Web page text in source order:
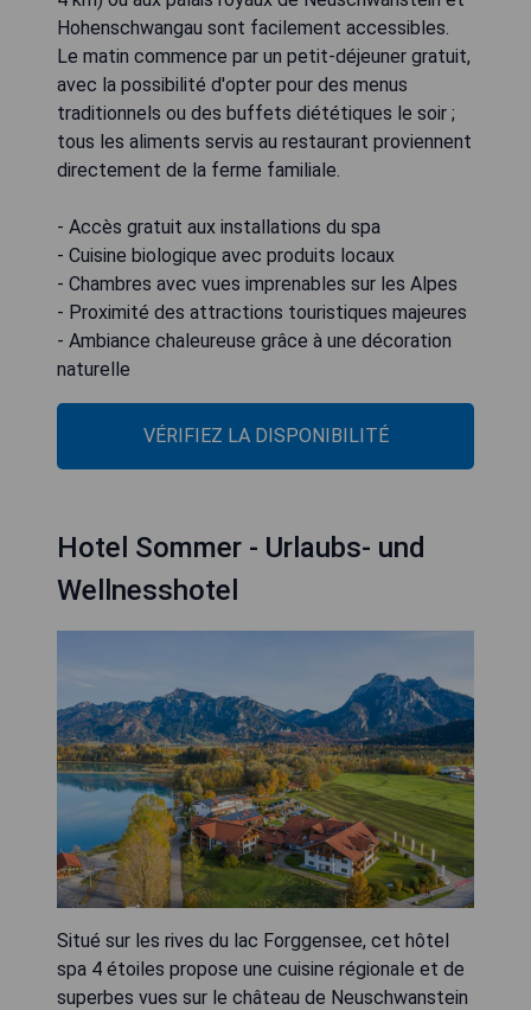
Hohenschwangau sont facilement accessibles.
Le matin commence par un petit-déjeuner gratuit,
avec la possibilité d'opter pour des menus
traditionnels ou des buffets diététiques le soir ;
tous les aliments servis au restaurant proviennent
directement de la ferme familiale.
- Accès gratuit aux installations du spa
- Cuisine biologique avec produits locaux
- Chambres avec vues imprenables sur les Alpes
- Proximité des attractions touristiques majeures
- Ambiance chaleureuse grâce à une décoration
naturelle
VÉRIFIEZ LA DISPONIBILITÉ
Hotel Sommer - Urlaubs- und
Wellnesshotel
Situé sur les rives du lac Forggensee, cet hôtel
spa 4 étoiles propose une cuisine régionale et de
superbes vues sur le château de Neuschwanstein